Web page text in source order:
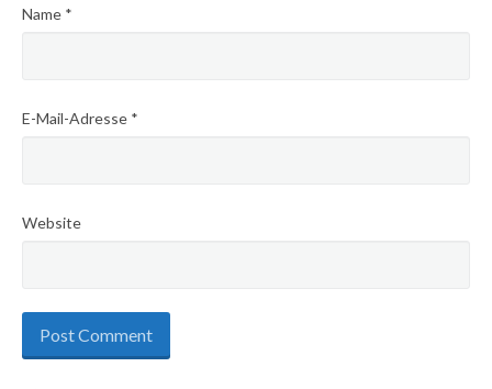
Name *
E-Mail-Adresse *
Website